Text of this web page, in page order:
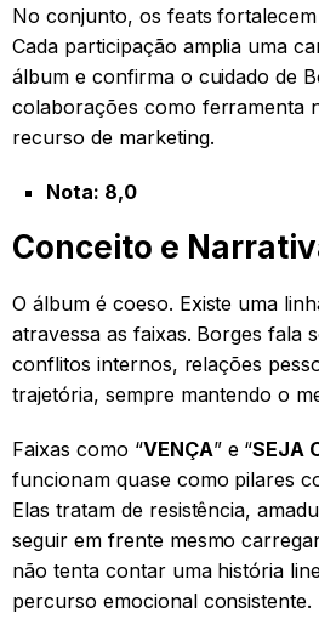
No conjunto, os feats
Cada participação amplia uma
álbum e confirma o cuidado de
colaborações como ferramenta
recurso de marketing.
Nota: 8,0
Conceito e
O álbum é coeso. Existe uma
atravessa as faixas. Borges fala
conflitos internos, relações
trajetória, sempre mantendo o
Faixas como “VENÇA” e “SEJA
funcionam quase como pilares
Elas tratam de resistência,
seguir em frente mesmo
não tenta contar uma história
percurso emocional consistente.